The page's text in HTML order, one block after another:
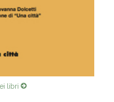
libri